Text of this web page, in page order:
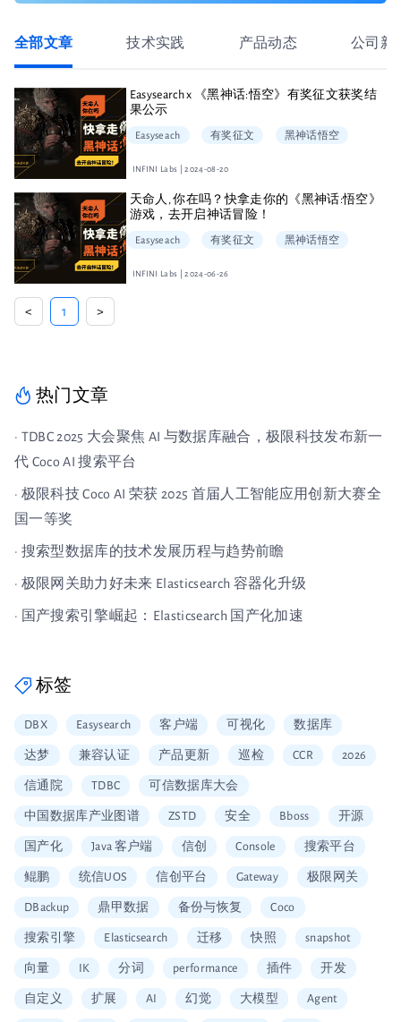
全部文章 技术实践 产品动态 公司新
Easysearch x 《黑神话:悟空》有奖征文获奖结
果公示
Easyseach 有奖征文 黑神话悟空
INFINI Labs | 2024-08-20
天命人, 你在吗？快拿走你的《黑神话:悟空》
游戏，去开启神话冒险！
Easyseach 有奖征文 黑神话悟空
INFINI Labs | 2024-06-26
< 1 >
热门文章
· TDBC 2025 大会聚焦 AI 与数据库融合，极限科技发布新一
代 Coco AI 搜索平台
· 极限科技 Coco AI 荣获 2025 首届人工智能应用创新大赛全
国一等奖
· 搜索型数据库的技术发展历程与趋势前瞻
· 极限网关助力好未来 Elasticsearch 容器化升级
· 国产搜索引擎崛起：Elasticsearch 国产化加速
标签
DBX Easysearch 客户端 可视化 数据库
达梦 兼容认证 产品更新 巡检 CCR 2026
信通院 TDBC 可信数据库大会
中国数据库产业图谱 ZSTD 安全 Bboss 开源
国产化 Java 客户端 信创 Console 搜索平台
鲲鹏 统信UOS 信创平台 Gateway 极限网关
DBackup 鼎甲数据 备份与恢复 Coco
搜索引擎 Elasticsearch 迁移 快照 snapshot
向量 IK 分词 performance 插件 开发
自定义 扩展 AI 幻觉 大模型 Agent